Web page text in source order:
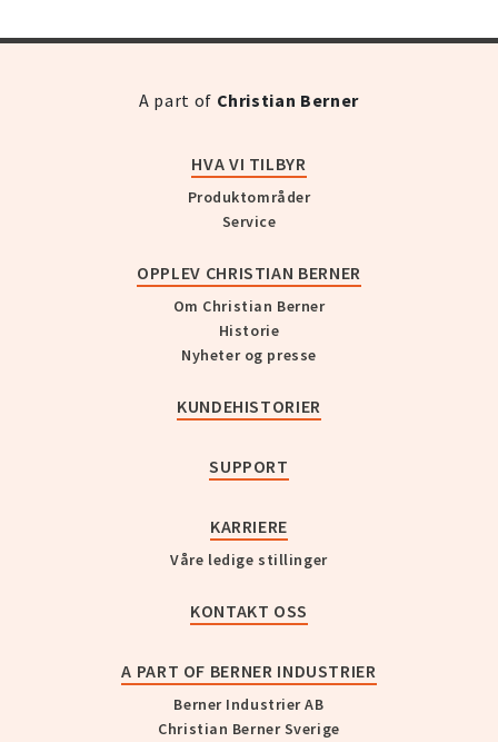
A part of Christian Berner
HVA VI TILBYR
Produktområder
Service
OPPLEV CHRISTIAN BERNER
Om Christian Berner
Historie
Nyheter og presse
KUNDEHISTORIER
SUPPORT
KARRIERE
Våre ledige stillinger
KONTAKT OSS
A PART OF BERNER INDUSTRIER
Berner Industrier AB
Christian Berner Sverige